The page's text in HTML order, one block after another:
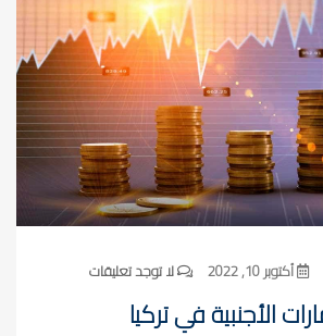
أكتوبر 10, 2022 لا توجد تعليقات
الأجنبية في تركيا